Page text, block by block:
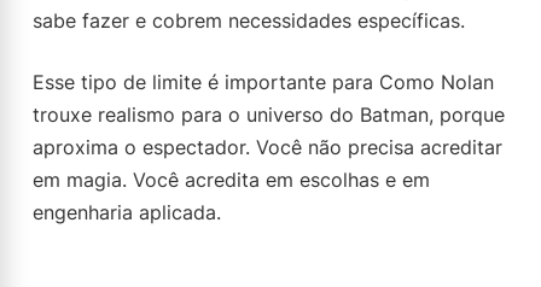
sabe fazer e cobrem necessidades específicas.
Esse tipo de limite é importante para Como Nolan
trouxe realismo para o universo do Batman, porque
aproxima o espectador. Você não precisa acreditar
em magia. Você acredita em escolhas e em
engenharia aplicada.